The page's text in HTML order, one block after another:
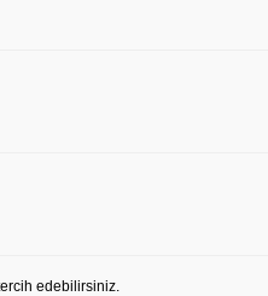
19
edebilirsiniz.